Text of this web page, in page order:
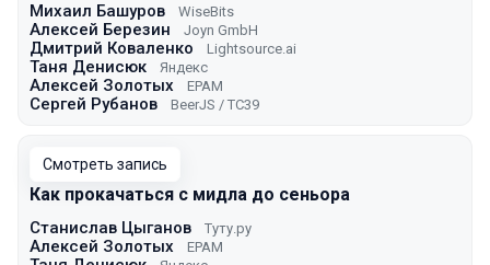
Михаил Башуров WiseBits
Алексей Березин Joyn GmbH
Дмитрий Коваленко Lightsource.ai
Таня Денисюк Яндекс
Алексей Золотых EPAM
Сергей Рубанов BeerJS / TC39
Смотреть запись
Как прокачаться с мидла до сеньора
Станислав Цыганов Туту.ру
Алексей Золотых EPAM